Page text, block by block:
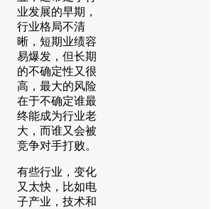
业发展的早期，
行业格局不清
晰，短期业绩容
易爆发，但长期
的不确定性又很
高，最大的风险
在于不确定谁最
终能成为行业老
大，而谁又会被
竞争对手打败。
有些行业，变化
又太快，比如电
子产业，技术和